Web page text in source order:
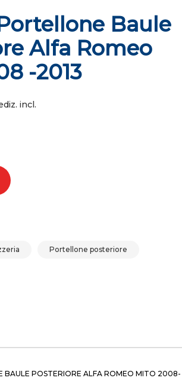
Baule
Alfa Romeo
-2013
incl.
posteriore alfa romeo mito 2008 -2013 quantità
Portellone posteriore
BAULE POSTERIORE ALFA ROMEO MITO 2008-